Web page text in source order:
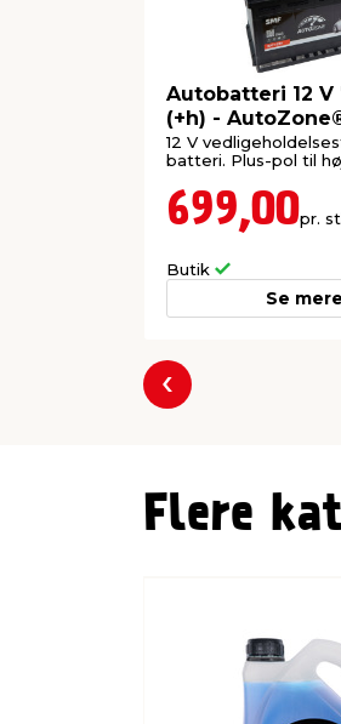
Autobatteri 12 V
(+h) -
12 V
batteri. Plus-pol til
699,00pr.
Butik
Se mere
Forrige
Flere